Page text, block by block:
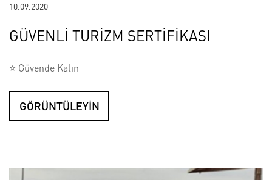
10.09.2020
GÜVENLİ TURİZM SERTİFİKASI
⭐ Güvende Kalın
GÖRÜNTÜLEYİN